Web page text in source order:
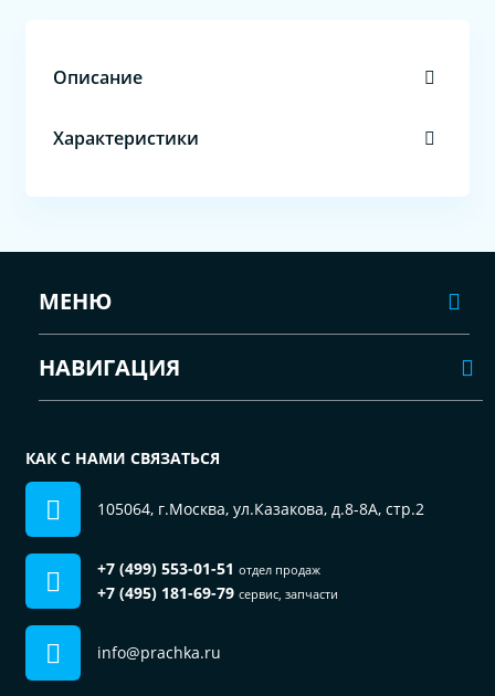
Описание
Характеристики
МЕНЮ
НАВИГАЦИЯ
КАК С НАМИ СВЯЗАТЬСЯ
105064, г.Москва, ул.Казакова, д.8-8А, стр.2
+7 (499) 553-01-51 отдел продаж
+7 (495) 181-69-79 сервис, запчасти
info@prachka.ru